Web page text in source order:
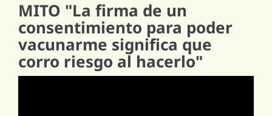
MITO "La firma de un
consentimiento para poder
vacunarme significa que
corro riesgo al hacerlo"